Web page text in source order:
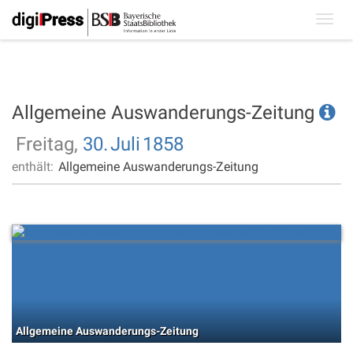
Allgemeine Auswanderungs-Zeitung
Freitag, 30.Juli 1858
enthält: Allgemeine Auswanderungs-Zeitung
Allgemeine Auswanderungs-Zeitung